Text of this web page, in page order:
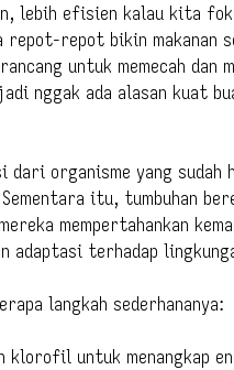
lebih efisien kalau kita
repot-repot bikin makanan
untuk memecah
nggak ada alasan kuat
dari organisme yang
itu, tumbuhan
mempertahankan
adaptasi terhadap
langkah sederhananya:
klorofil untuk menangkap